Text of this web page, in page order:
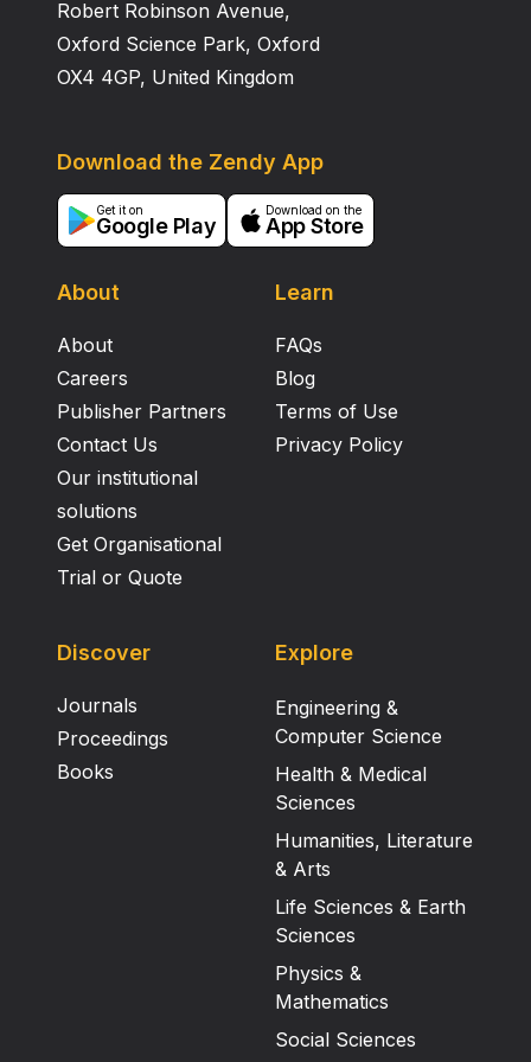
Robert Robinson Avenue,
Oxford Science Park, Oxford
OX4 4GP, United Kingdom
About
About
Careers
Publisher Partners
Contact Us
Our institutional
solutions
Get Organisational
Trial or Quote
Learn
FAQs
Blog
Terms of Use
Privacy Policy
Download the Zendy App
Get it on
Google Play
Download on the
App Store
Discover
Journals
Proceedings
Books
Explore
Engineering &
Computer Science
Health & Medical
Sciences
Humanities, Literature
& Arts
Life Sciences & Earth
Sciences
Physics &
Mathematics
Social Sciences